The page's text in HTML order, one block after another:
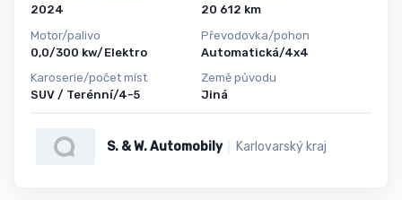
2024
Motor/palivo
0,0/300 kw/Elektro
Karoserie/počet míst
SUV / Terénní/4-5
20 612 km
Převodovka/pohon
Automatická/4x4
Země původu
Jiná
S. & W. Automobily Karlovarský kraj